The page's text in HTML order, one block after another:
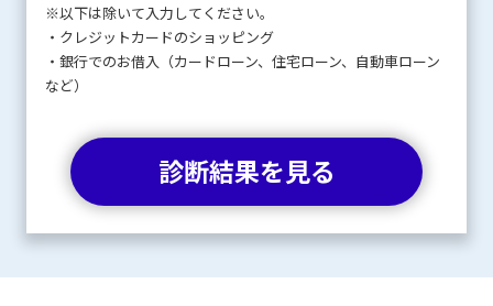
※以下は除いて入力してください。
・クレジットカードのショッピング
・銀行でのお借入（カードローン、住宅ローン、自動車ローン
など）
診断結果を見る